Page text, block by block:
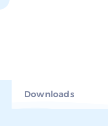
Downloads